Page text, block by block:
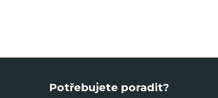
Potřebujete poradit?